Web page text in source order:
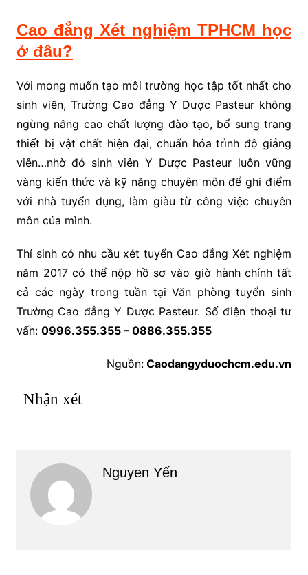
Cao đẳng Xét nghiệm TPHCM học
ở đâu?
Với mong muốn tạo môi trường học tập tốt nhất cho
sinh viên, Trường Cao đẳng Y Dược Pasteur không
ngừng nâng cao chất lượng đào tạo, bổ sung trang
thiết bị vật chất hiện đại, chuẩn hóa trình độ giảng
viên…nhờ đó sinh viên Y Dược Pasteur luôn vững
vàng kiến thức và kỹ năng chuyên môn để ghi điểm
với nhà tuyển dụng, làm giàu từ công việc chuyên
môn của mình.
Thí sinh có nhu cầu xét tuyển Cao đẳng Xét nghiệm
năm 2017 có thể nộp hồ sơ vào giờ hành chính tất
cả các ngày trong tuần tại Văn phòng tuyển sinh
Trường Cao đẳng Y Dược Pasteur. Số điện thoại tư
vấn: 0996.355.355 – 0886.355.355
Nguồn: Caodangyduochcm.edu.vn
Nhận xét
Nguyen Yến